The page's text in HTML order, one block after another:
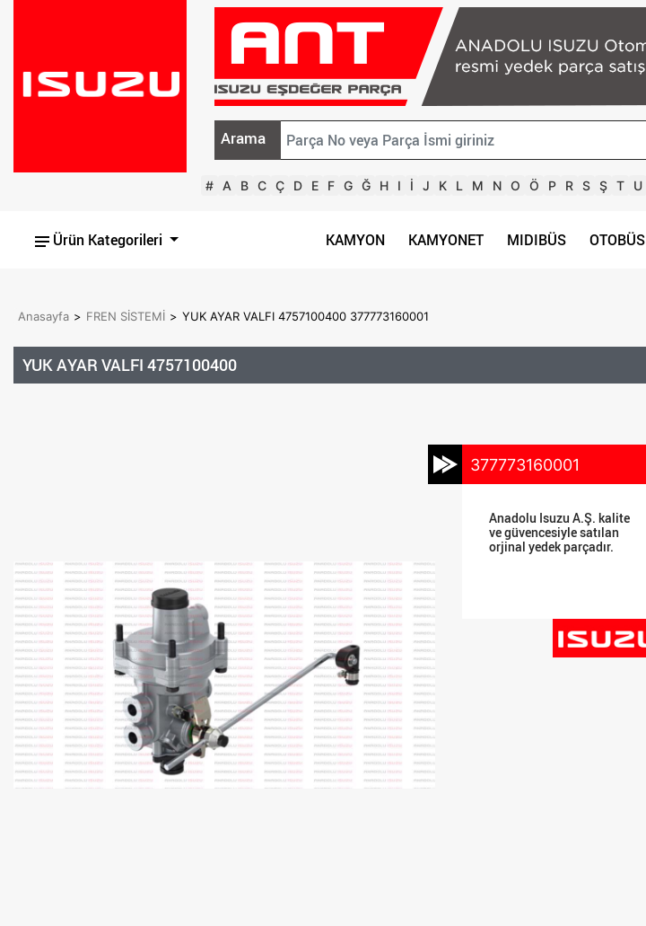
Arama
# A B C Ç D E F G Ğ H I İ J K L M N O Ö P R S Ş T U
Ürün Kategorileri KAMYON KAMYONET MIDIBÜS OTOBÜS
Anasayfa > FREN SİSTEMİ > YUK AYAR VALFI 4757100400 377773160001
YUK AYAR VALFI 4757100400
377773160001
Anadolu Isuzu A.Ş. kalite
ve güvencesiyle satılan
orjinal yedek parçadır.